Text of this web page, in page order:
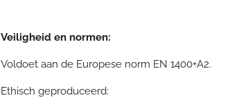
Veiligheid en normen:
Voldoet aan de Europese norm EN 1400+A2.
Ethisch geproduceerd: